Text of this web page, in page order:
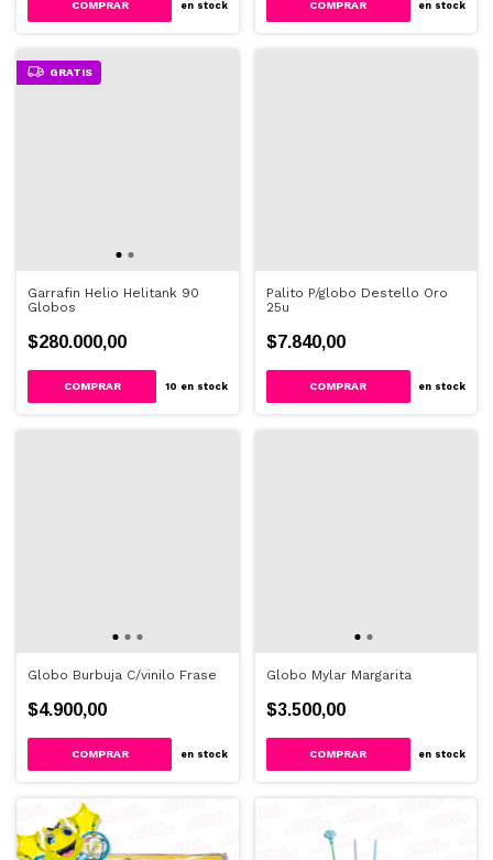
en stock en stock
GRATIS
Garrafin Helio Helitank 90
Globos
$280.000,00
10 en stock
Palito P/globo Destello Oro
25u
$7.840,00
en stock
Globo Burbuja C/vinilo Frase
$4.900,00
COMPRAR en stock
Globo Mylar Margarita
$3.500,00
COMPRAR en stock